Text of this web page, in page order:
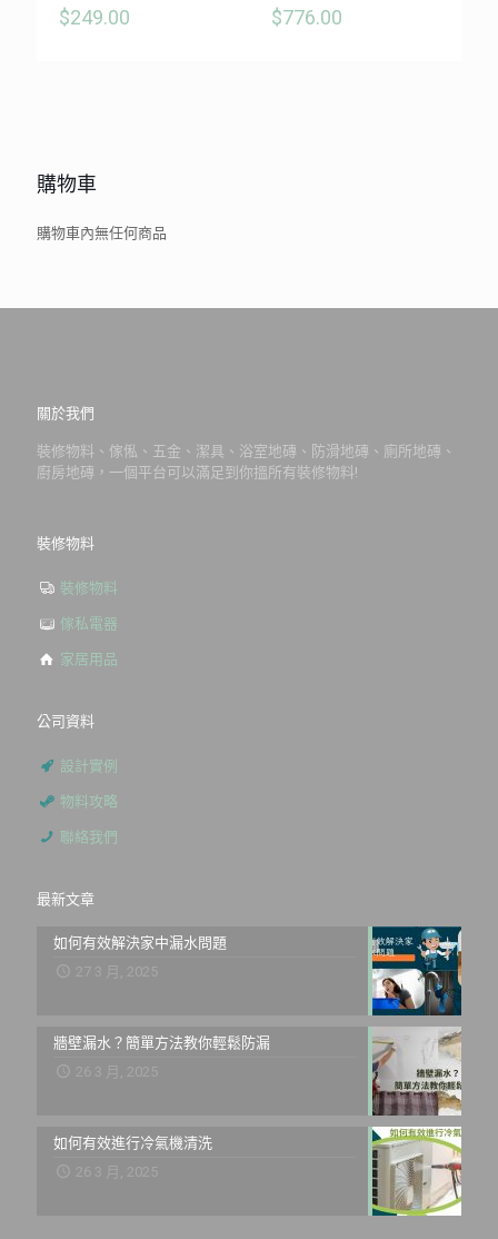
$249.00 $776.00
購物車
購物車內無任何商品
關於我們
裝修物料、傢俬、五金、潔具、浴室地磚、防滑地磚、廁所地磚、
廚房地磚，一個平台可以滿足到你搵所有裝修物料!
裝修物料
裝修物料
傢私電器
家居用品
公司資料
設計實例
物料攻略
聯絡我們
最新文章
如何有效解決家中漏水問題
27 3 月, 2025
牆壁漏水？簡單方法教你輕鬆防漏
26 3 月, 2025
如何有效進行冷氣機清洗
26 3 月, 2025